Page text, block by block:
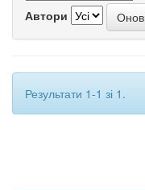
Автори
Результати 1-1 зі 1.